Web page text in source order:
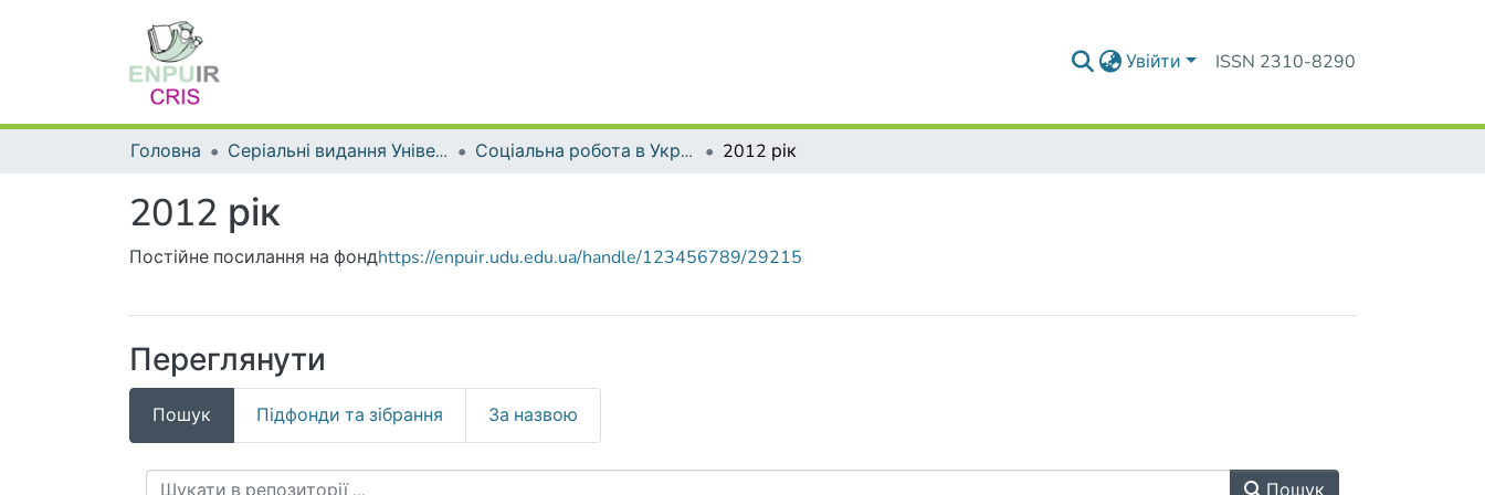
Увійти ISSN 2310-8290
Головна Серіальні видання Університету Соціальна робота в Україні: теорія і практика 2012 рік
2012 рік
Постійне посилання на фондhttps://enpuir.udu.edu.ua/handle/123456789/29215
Переглянути
Пошук Підфонди та зібрання За назвою